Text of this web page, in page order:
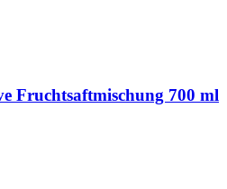
Fruchtsaftmischung 700 ml